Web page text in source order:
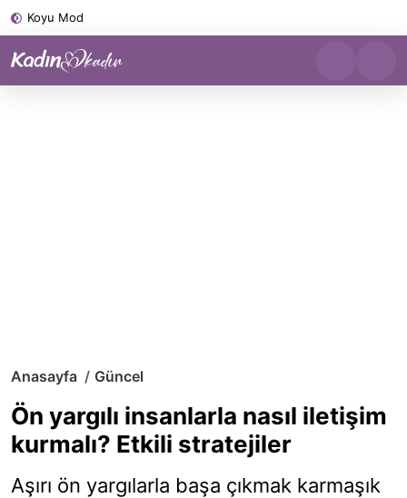
Koyu Mod
Anasayfa Güncel
Ön yargılı insanlarla nasıl iletişim
kurmalı? Etkili stratejiler
Aşırı ön yargılarla başa çıkmak karmaşık